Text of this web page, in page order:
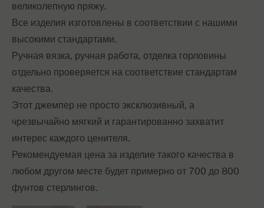
великолепную пряжу.
Все изделия изготовлены в соответствии с нашими
высокими стандартами.
Ручная вязка, ручная работа, отделка горловины
отдельно проверяется на соответствие стандартам
качества.
Этот джемпер не просто эксклюзивный, а
чрезвычайно мягкий и гарантированно захватит
интерес каждого ценителя.
Рекомендуемая цена за изделие такого качества в
любом другом месте будет примерно от 700 до 800
фунтов стерлингов.